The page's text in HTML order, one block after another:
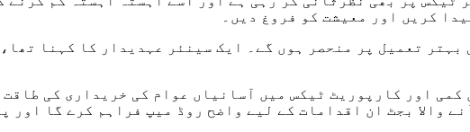
کریں اور معیشت کو فروغ دیں۔
تعمیل پر منحصر ہوں گے۔ ایک سینئر عہدیدار کا کہنا
کمی اور کارپوریٹ ٹیکس میں آسانیاں عوام کی خریداری کی
والا بجٹ ان اقدامات کے لیے واضح روڈ میپ فراہم کرے گا اور